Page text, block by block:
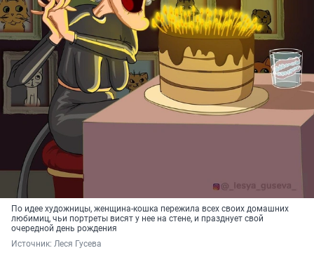
По идее художницы, женщина-кошка пережила всех своих домашних
любимиц, чьи портреты висят у нее на стене, и празднует свой
очередной день рождения
Источник: Леся Гусева